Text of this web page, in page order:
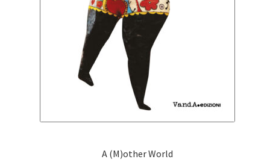
A (M)other World